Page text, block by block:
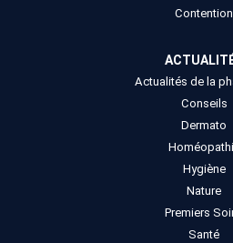
Contention
Actualités de la
Conseils
Dermato
Hygiène
Nature
Premiers
Santé